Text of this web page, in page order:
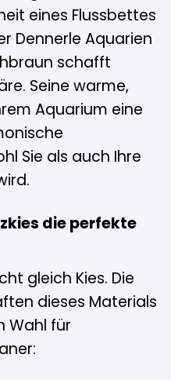
eines Flussbettes
Dennerle Aquarien
schafft
Seine warme,
Aquarium eine
Sie als auch Ihre
die perfekte
gleich Kies. Die
dieses Materials
Wahl für